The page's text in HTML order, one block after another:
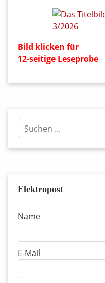
Bild klicken für
12-seitige Leseprobe
Suchen
...
Elektropost
Name
E-Mail